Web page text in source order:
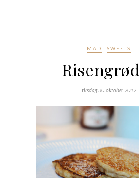
MAD SWEETS
tirsdag 30. oktober 2012